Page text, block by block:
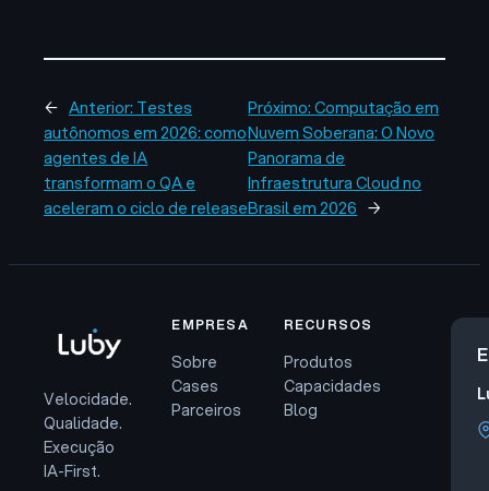
← Anterior: Testes
autônomos em 2026: como
agentes de IA
transformam o QA e
aceleram o ciclo de release
Próximo:Computação em
Nuvem Soberana: O Novo
Panorama de
Infraestrutura Cloud no
Brasil em 2026 →
Velocidade.
Qualidade.
Execução
IA-First.
EMPRESA
Sobre
Cases
Parceiros
RECURSOS
Produtos
Capacidades
Blog